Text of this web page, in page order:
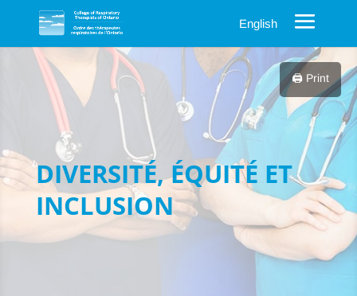
English
DIVERSITÉ, ÉQUITÉ ET
INCLUSION
🖨️ Print